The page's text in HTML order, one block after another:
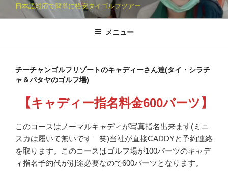
ッ
日本語対応で簡単に格安タイゴルフツアー
メニュー
チーチャンゴルフリゾートのキャディーさん達(タイ・シラチ
ャ＆パタヤのゴルフ場)
【キャディー指名料金600バーツ】
このコースはノーマルキャディが写真指名出来ます(ミニ
スカは履いて無いです 笑)当社が直接CADDYと予約連絡
を取ります。このコースはゴルフ場が100バーツのキャデ
ィ指名予約代が別途必要なので600バーツとなります。